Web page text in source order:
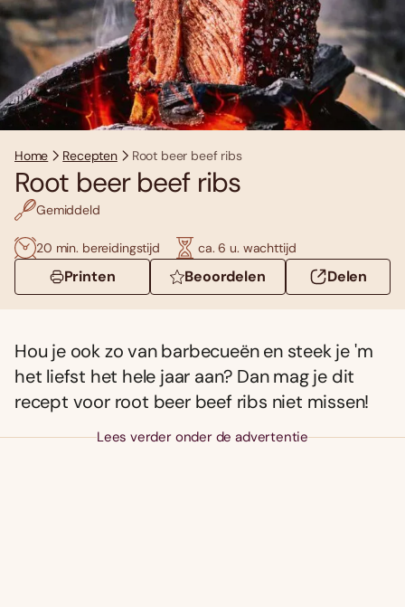
Home Recepten Root beer beef ribs
Root beer beef ribs
Gemiddeld
20 min. bereidingstijd ca. 6 u. wachttijd
Printen Beoordelen Delen
Hou je ook zo van barbecueën en steek je 'm
het liefst het hele jaar aan? Dan mag je dit
recept voor root beer beef ribs niet missen!
Lees verder onder de advertentie